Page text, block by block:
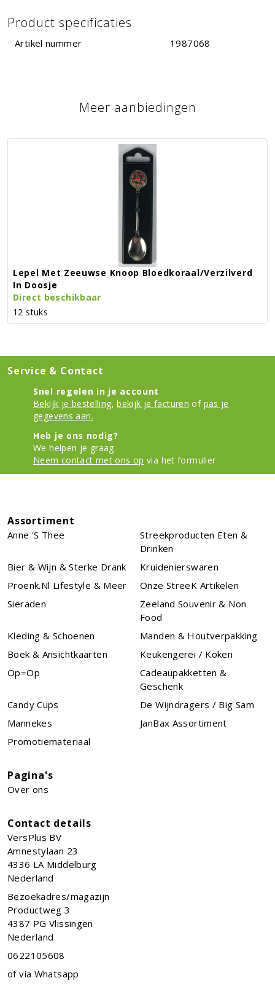
Product specificaties
Artikel nummer 1987068
Meer aanbiedingen
Lepel Met Zeeuwse Knoop Bloedkoraal/verzilverd
In Doosje
Direct beschikbaar
12 stuks
Service & Contact
Snel regelen in je account
Bekijk je bestelling, bekijk je facturen of pas je
gegevens aan.
Heb je ons nodig?
We helpen je graag.
Neem contact met ons op via het formulier
Assortiment
Anne 's Thee
Streekproducten Eten &
Drinken
Bier & Wijn & Sterke Drank
Kruidenierswaren
Proenk.nl Lifestyle & Meer
Onze StreeK Artikelen
Sieraden
Zeeland Souvenir & Non
Food
Kleding & Schoenen
Manden & Houtverpakking
Boek & Ansichtkaarten
Keukengerei / Koken
Op=Op
Cadeaupakketten &
Geschenk
Candy Cups
De Wijndragers / Big Sam
Mannekes
JanBax Assortiment
Promotiemateriaal
Pagina's
Over ons
Contact details
VersPlus BV
Amnestylaan 23
4336 LA Middelburg
Nederland
Bezoekadres/magazijn
Productweg 3
4387 PG Vlissingen
Nederland
0622105608
of via Whatsapp